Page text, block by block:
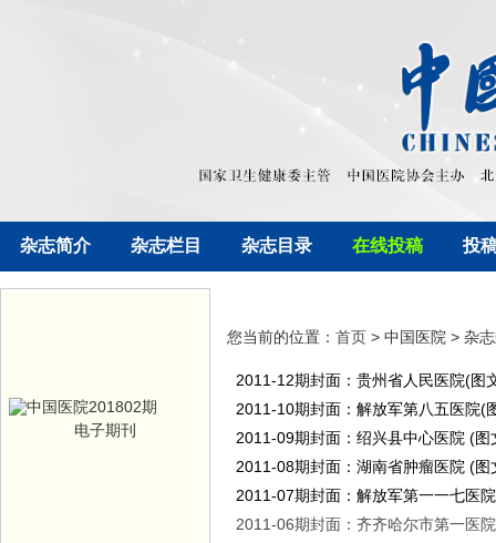
杂志简介 杂志栏目 杂志目录 在线投稿 投
电子期刊
您当前的位置： 首页 > 中国医院 > 杂
2011-12期封面：贵州省人民医院(图
2011-10期封面：解放军第八五医院(
2011-09期封面：绍兴县中心医院 (图
2011-08期封面：湖南省肿瘤医院 (图
2011-07期封面：解放军第一一七医
2011-06期封面：齐齐哈尔市第一医